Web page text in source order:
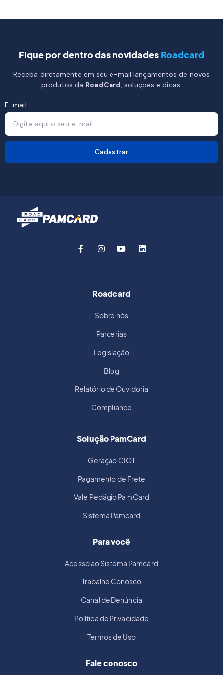
Fique por dentro das novidades Roadcard
Receba diretamente em seu e-mail lançamentos de novos
produtos da RoadCard, soluções e dicas.
E-mail
Cadastrar
Roadcard
Sobre nós
Parcerias
Legislação
Blog
Relatório de Ouvidoria
Compliance
Solução PamCard
Geração CIOT
Pagamento de Frete
Vale Pedágio PamCard
Sistema Pamcard
Para você
Acesso ao Sistema Pamcard
Trabalhe Conosco
Canal de Denúncia
Política de Privacidade
Termos de Uso
Fale conosco